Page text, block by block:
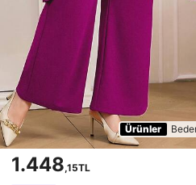
Ürünler
1.448,15TL